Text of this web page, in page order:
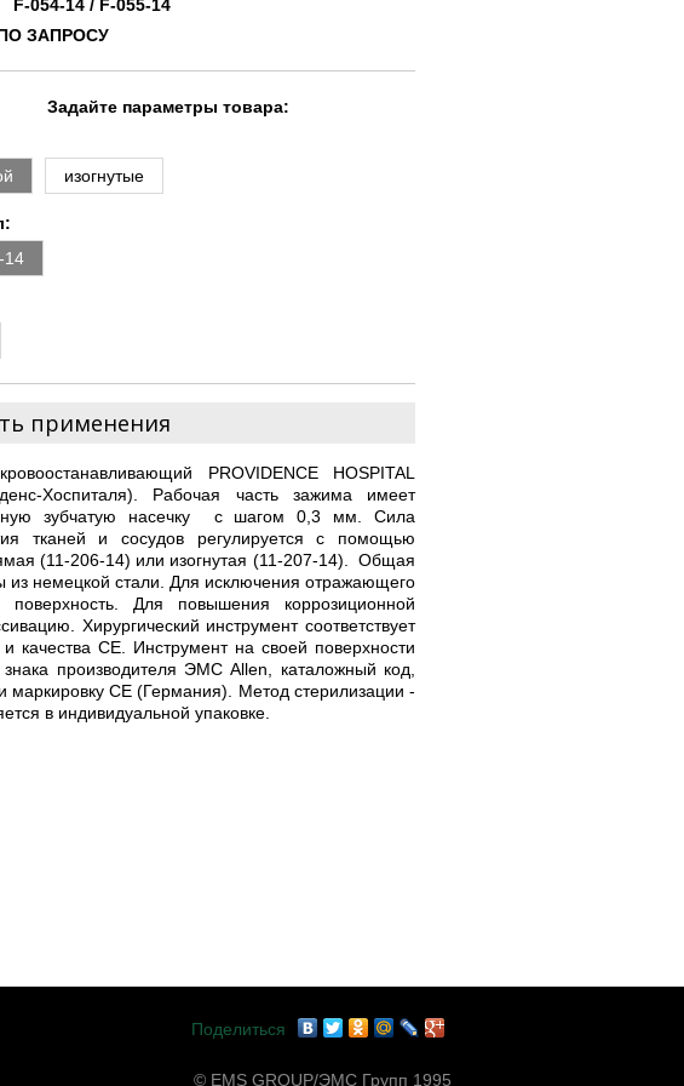
F-054-14 / F-055-14
ЗАПРОСУ
Задайте параметры товара:
изогнутые
14
применения
PROVIDENCE HOSPITAL
Хоспиталя). Рабочая часть зажима имеет
зубчатую насечку с шагом 0,3 мм. Сила
тканей и сосудов регулируется с помощью
(11-206-14) или изогнутая (11-207-14). Общая
немецкой стали. Для исключения отражающего
Для повышения коррозиционной
Хирургический инструмент соответствует
качества СЕ. Инструмент на своей поверхности
производителя ЭМС Allen, каталожный код,
маркировку СЕ (Германия). Метод стерилизации -
в индивидуальной упаковке.
Поделиться
© EMS GROUP/ЭМС Групп 1995